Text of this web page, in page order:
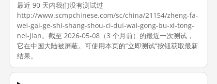
最近 90 天内我们没有测试过
http://www.scmpchinese.com/sc/china/21154/zheng-fa-
wei-gai-ge-shi-shang-shou-ci-dui-wai-gong-bu-xi-tong-
nei-jian。截至 2026-05-08（3 个月前）的最近一次测试，
它在中国大陆被屏蔽。可使用本页的“立即测试”按钮获取最新
结果。